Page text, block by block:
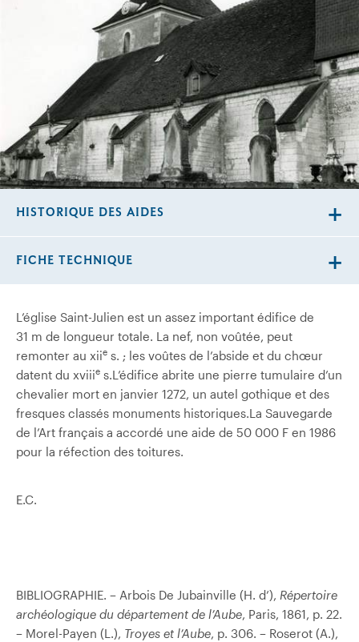
L’église Saint-Julien est un assez important édifice de
31 m de longueur totale. La nef, non voûtée, peut
remonter au xiie s. ; les voûtes de l’abside et du chœur
datent du xviiie s.L’édifice abrite une pierre tumulaire d’un
chevalier mort en janvier 1272, un autel gothique et des
fresques classés monuments historiques.La Sauvegarde
de l’Art français a accordé une aide de 50 000 F en 1986
pour la réfection des toitures.
E.C.
BIBLIOGRAPHIE. – Arbois De Jubainville (H. d’), Répertoire
archéologique du département de l’Aube, Paris, 1861, p. 22.
– Morel-Payen (L.), Troyes et l’Aube, p. 306. – Roserot (A.),
HISTORIQUE DES AIDES
FICHE TECHNIQUE